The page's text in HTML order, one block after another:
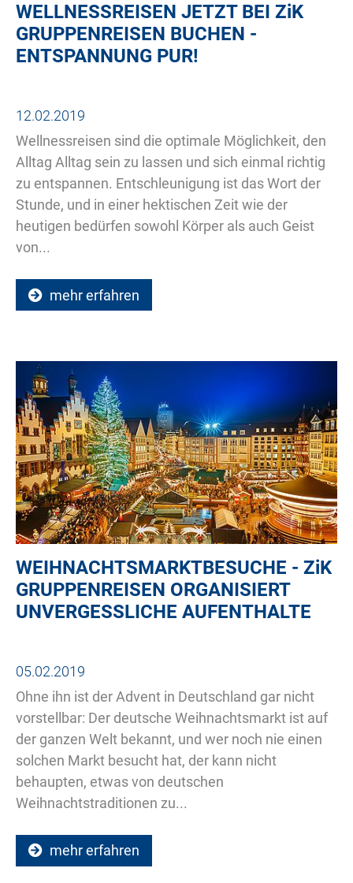
WELLNESSREISEN JETZT BEI ZiK
GRUPPENREISEN BUCHEN -
ENTSPANNUNG PUR!
12.02.2019
Wellnessreisen sind die optimale Möglichkeit, den
Alltag Alltag sein zu lassen und sich einmal richtig
zu entspannen. Entschleunigung ist das Wort der
Stunde, und in einer hektischen Zeit wie der
heutigen bedürfen sowohl Körper als auch Geist
von...
mehr erfahren
WEIHNACHTSMARKTBESUCHE - ZiK
GRUPPENREISEN ORGANISIERT
UNVERGESSLICHE AUFENTHALTE
05.02.2019
Ohne ihn ist der Advent in Deutschland gar nicht
vorstellbar: Der deutsche Weihnachtsmarkt ist auf
der ganzen Welt bekannt, und wer noch nie einen
solchen Markt besucht hat, der kann nicht
behaupten, etwas von deutschen
Weihnachtstraditionen zu...
mehr erfahren